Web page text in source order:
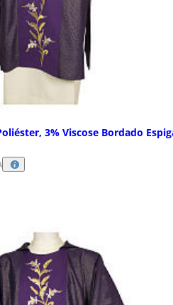
3% Viscose Bordado